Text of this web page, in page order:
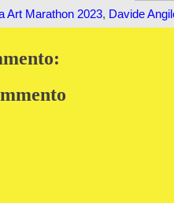
Art Marathon 2023, Davide